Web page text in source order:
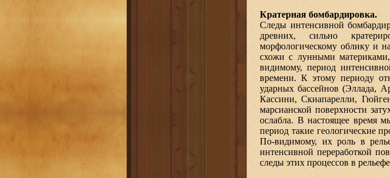
Кратерная бомбардировка.
Следы интенсивной
древних, сильно
морфологическому облику и
схожи с лунными
видимому, период
времени. К этому периоду
ударных бассейнов (Эллада,
Кассини, Скиапарелли,
марсианской поверхности
ослабла. В настоящее время
период такие геологические
По-видимому, их роль в
интенсивной переработкой
следы этих процессов в